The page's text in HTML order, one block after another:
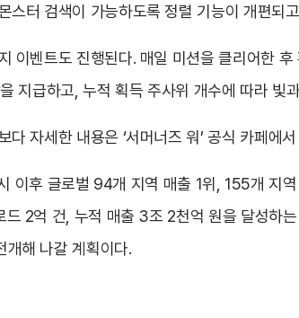
스터 검색이 가능하도록 정렬 기능이 개편되
이벤트도 진행된다. 매일 미션을 클리어한
지급하고, 누적 획득 주사위 개수에 따라 빛
다 자세한 내용은 ‘서머너즈 워’ 공식 카페에
이후 글로벌 94개 지역 매출 1위, 155개 지
드 2억 건, 누적 매출 3조 2천억 원을 달성하
개해 나갈 계획이다.